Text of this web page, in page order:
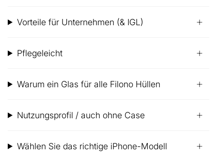
Vorteile für Unternehmen (& IGL)
Pflegeleicht
Warum ein Glas für alle Filono Hüllen
Nutzungsprofil / auch ohne Case
Wählen Sie das richtige iPhone-Modell